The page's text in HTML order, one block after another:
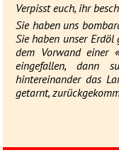
Verpisst euch, ihr
Sie haben uns
Sie haben unser
dem Vorwand einer
eingefallen, dann
hintereinander das
getarnt,